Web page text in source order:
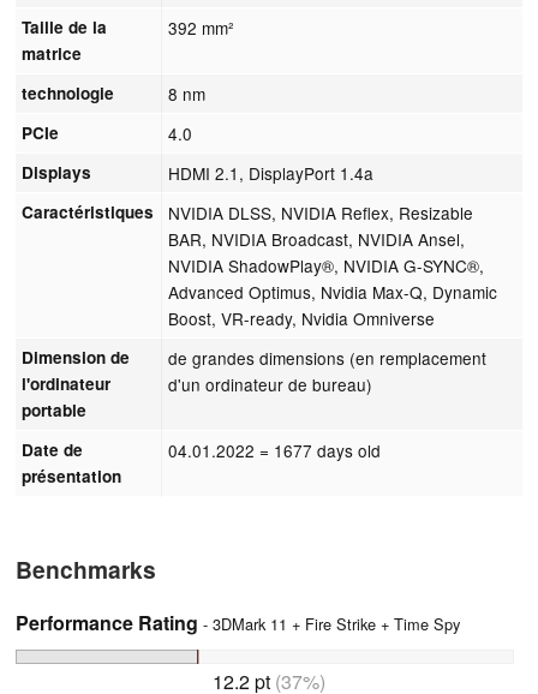
Taille de la
matrice
392 mm²
technologie 8 nm
PCIe 4.0
Displays HDMI 2.1, DisplayPort 1.4a
Caractéristiques
NVIDIA DLSS, NVIDIA Reflex, Resizable
BAR, NVIDIA Broadcast, NVIDIA Ansel,
NVIDIA ShadowPlay®, NVIDIA G-SYNC®,
Advanced Optimus, Nvidia Max-Q, Dynamic
Boost, VR-ready, Nvidia Omniverse
Dimension de
l'ordinateur
portable
de grandes dimensions (en remplacement
d'un ordinateur de bureau)
Date de
présentation
04.01.2022 = 1677 days old
Benchmarks
Performance Rating - 3DMark 11 + Fire Strike + Time Spy
12.2 pt (37%)